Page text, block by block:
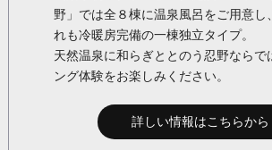
野」では全８棟に温泉風呂をご用意し
れも冷暖房完備の一棟独立タイプ。
天然温泉に和らぎととのう忍野ならで
ング体験をお楽しみください。
詳しい情報はこちらから